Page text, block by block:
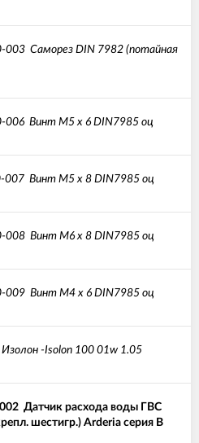
003 Саморез DIN 7982 (потайная
006Винт М5 х 6 DIN7985 оц
007 Винт М5 х 8 DIN7985 оц
008 Винт M6 x 8 DIN7985 оц
009 Винт М4 х 6 DIN7985 оц
Изолон -Isolon 100 01w 1.05
Датчик расхода воды ГВС
шестигр.) Arderia серия В